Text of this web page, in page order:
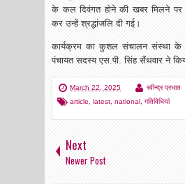
के कल दिवंगत होने की खबर मिलने पर
कर उन्हें श्रद्धांजलि दी गई।
कार्यक्रम का कुशल संचालन संस्था के
पंचायत सदस्य एस.पी. सिंह सैंथवार ने
March 22, 2025
रवीन्द्र प्रभात
article
latest national गतिविधियां
Next
Newer Post